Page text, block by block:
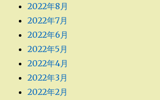
2022年8月
2022年7月
2022年6月
2022年5月
2022年4月
2022年3月
2022年2月